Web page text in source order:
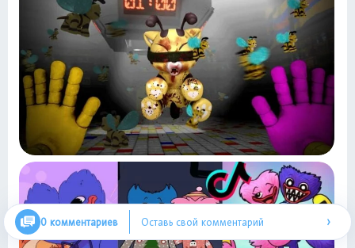
0 комментариев Оставь свой комментарий ›